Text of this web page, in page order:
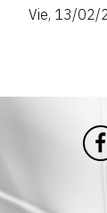
Vie, 13/02/